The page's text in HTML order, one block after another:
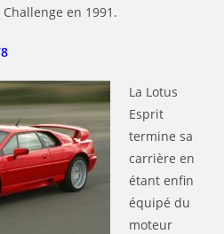
en 1991.
La Lotus
Esprit
termine sa
carrière en
étant enfin
équipé du
moteur